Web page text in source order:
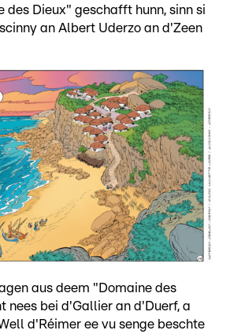
des Dieux" geschafft hunn, sinn si
an Albert Uderzo an d'Zeen
aus deem "Domaine des
nees bei d'Gallier an d'Duerf, a
d'Réimer ee vu senge beschte